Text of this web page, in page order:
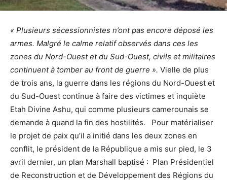
« Plusieurs sécessionnistes n’ont pas encore déposé les
armes. Malgré le calme relatif observés dans ces les
zones du Nord-Ouest et du Sud-Ouest, civils et militaires
continuent à tomber au front de guerre ». Vielle de plus
de trois ans, la guerre dans les régions du Nord-Ouest et
du Sud-Ouest continue à faire des victimes et inquiète
Etah Divine Ashu, qui comme plusieurs camerounais se
demande à quand la fin des hostilités. Pour matérialiser
le projet de paix qu’il a initié dans les deux zones en
conflit, le président de la République a mis sur pied, le 3
avril dernier, un plan Marshall baptisé : Plan Présidentiel
de Reconstruction et de Développement des Régions du